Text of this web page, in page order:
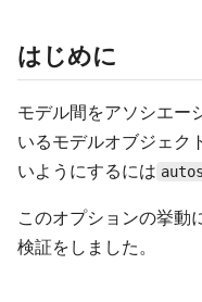
はじめに
モデル間をアソシエー
いるモデルオブジェク
いようにするには
このオプションの挙動
検証をしました。